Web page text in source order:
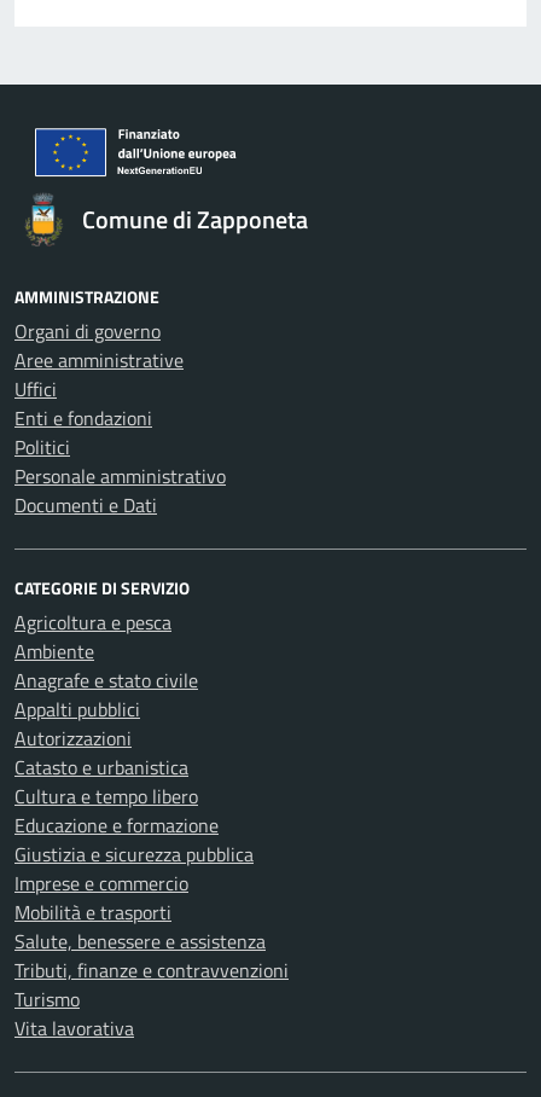
Comune di Zapponeta
AMMINISTRAZIONE
Organi di governo
Aree amministrative
Uffici
Enti e fondazioni
Politici
Personale amministrativo
Documenti e Dati
CATEGORIE DI SERVIZIO
Agricoltura e pesca
Ambiente
Anagrafe e stato civile
Appalti pubblici
Autorizzazioni
Catasto e urbanistica
Cultura e tempo libero
Educazione e formazione
Giustizia e sicurezza pubblica
Imprese e commercio
Mobilità e trasporti
Salute, benessere e assistenza
Tributi, finanze e contravvenzioni
Turismo
Vita lavorativa